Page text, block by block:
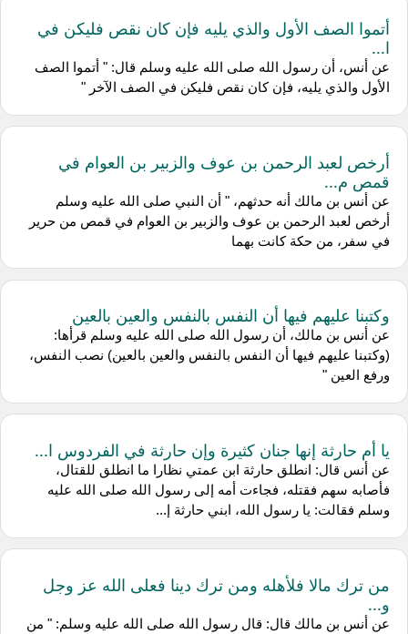
أتموا الصف الأول والذي يليه فإن كان نقص فليكن في
ا...
عن أنس، أن رسول الله صلى الله عليه وسلم قال: " أتموا الصف
الأول والذي يليه، فإن كان نقص فليكن في الصف الآخر "
أرخص لعبد الرحمن بن عوف والزبير بن العوام في
قمص م...
عن أنس بن مالك أنه حدثهم، " أن النبي صلى الله عليه وسلم
أرخص لعبد الرحمن بن عوف والزبير بن العوام في قمص من حرير
في سفر، من حكة كانت بهما
وكتبنا عليهم فيها أن النفس بالنفس والعين بالعين
عن أنس بن مالك، أن رسول الله صلى الله عليه وسلم قرأها:
(وكتبنا عليهم فيها أن النفس بالنفس والعين بالعين) نصب النفس،
ورفع العين "
يا أم حارثة إنها جنان كثيرة وإن حارثة في الفردوس ا...
عن أنس قال: انطلق حارثة ابن عمتي نظارا ما انطلق للقتال،
فأصابه سهم فقتله، فجاءت أمه إلى رسول الله صلى الله عليه
وسلم فقالت: يا رسول الله، ابني حارثة إ...
من ترك مالا فلأهله ومن ترك دينا فعلى الله عز وجل
و...
عن أنس بن مالك قال: قال رسول الله صلى الله عليه وسلم: " من